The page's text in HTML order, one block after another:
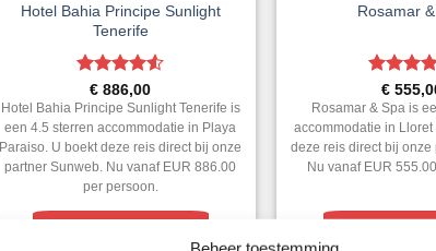
Hotel Bahia Principe Sunlight
Tenerife
Gewaardeerd
4.5uit 5
€ 886,00
Hotel Bahia Principe Sunlight Tenerife is
een 4.5 sterren accommodatie in Playa
Paraiso. U boekt deze reis direct bij onze
partner Sunweb. Nu vanaf EUR 886.00
per persoon.
Rosamar
4.5uit 5
€
Rosamar & Spa is
accommodatie in Lloret
deze reis direct bij onze
Nu vanaf EUR